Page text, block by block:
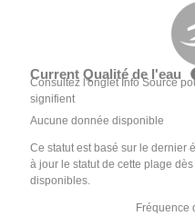
Current Qualité de l'eau
Consultez l'onglet Info Source
signifient
Aucune donnée disponible
Ce statut est basé sur le dernier
à jour le statut de cette plage
disponibles.
Fréquence